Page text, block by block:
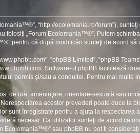
“http://ecolomania.ro/forum”),
folosiţi „Forum Ecolomania™®”. Putem
pentru că după modificări sunteţi de acord
“phpBB Limited”, “phpBB
. Software-ul phpBB facilitează
permis şi/sau a conduitei. Pentru mai multe
de ură, ameninţare, orientare-sexuală sau
acestor prevederi poate duce la
sunt înregistrate pentru a ajuta la
necesar. Ca utilizator sunteţi de acord ca
Ecolomania™®” sau phpBB nu pot fi